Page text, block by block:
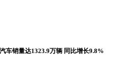
车销量达1323.9万辆 同比增长9.8%